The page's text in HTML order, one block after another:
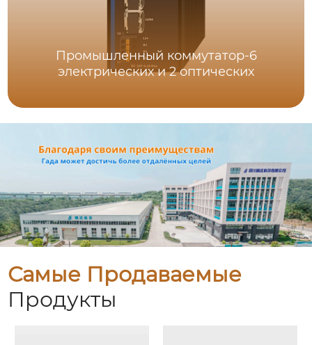
Промышленный коммутатор-6
электрических и 2 оптических
Самые Продаваемые
Продукты